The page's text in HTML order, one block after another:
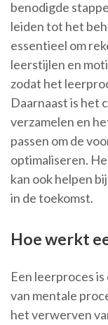
benodigde
leiden tot het
essentieel om
leerstijlen en
zodat het
Daarnaast is het
verzamelen en
passen om de
optimaliseren.
kan ook helpen
in de toekomst.
Hoe werkt
Een leerproces
van mentale
het verwerven